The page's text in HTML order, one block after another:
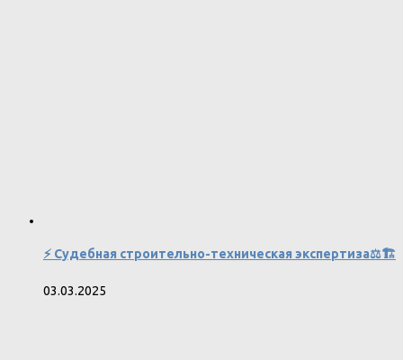
⚡️ Судебная строительно-техническая экспертиза⚖️🏗
03.03.2025